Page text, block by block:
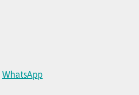
WhatsApp